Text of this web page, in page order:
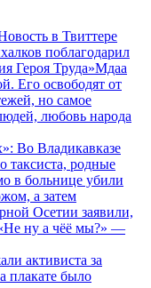
в Твиттере
поблагодарил
Героя Труда»Мдаа
Его освободят от
но самое
любовь народа
Во Владикавказе
таксиста, родные
в больнице убили
а затем
Осетии заявили,
ну а чёё мы?» —
активиста за
плакате было